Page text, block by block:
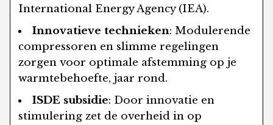
International Energy Agency (IEA).
Innovatieve technieken: Modulerende
compressoren en slimme regelingen
zorgen voor optimale afstemming op je
warmtebehoefte, jaar rond.
ISDE subsidie: Door innovatie en
stimulering zet de overheid in op